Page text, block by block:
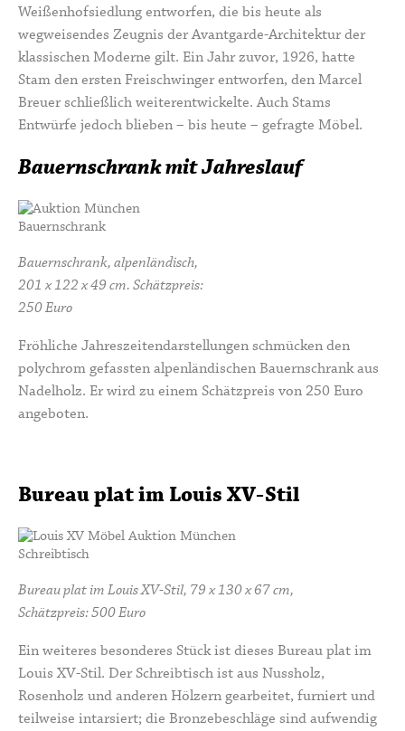
Weißenhofsiedlungentworfen, die bis heute als
wegweisendes Zeugnis der Avantgarde-Architektur der
klassischen Moderne gilt. Ein Jahr zuvor, 1926, hatte
Stam den ersten Freischwinger entworfen, den Marcel
Breuer schließlich weiterentwickelte. Auch Stams
Entwürfe jedoch blieben – bis heute – gefragte Möbel.
Bauernschrank mit Jahreslauf
Bauernschrank, alpenländisch,
201 x 122 x 49 cm. Schätzpreis:
250 Euro
Fröhliche Jahreszeitendarstellungen schmücken den
polychrom gefassten alpenländischen Bauernschrank aus
Nadelholz. Er wird zu einem Schätzpreis von 250 Euro
angeboten.
Bureau plat im Louis XV-Stil
Bureau plat im Louis XV-Stil, 79 x 130 x 67 cm,
Schätzpreis: 500 Euro
Ein weiteres besonderes Stück ist dieses Bureau plat im
Louis XV-Stil. Der Schreibtisch ist aus Nussholz,
Rosenholz und anderen Hölzern gearbeitet, furniert und
teilweise intarsiert; die Bronzebeschläge sind aufwendig